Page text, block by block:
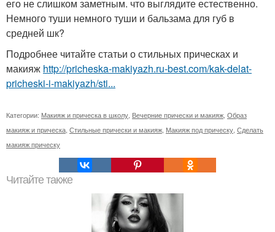
его не слишком заметным. что выглядите естественно.
Немного туши немного туши и бальзама для губ в
средней шк?
Подробнее читайте статьи о стильных прическах и
макияж http://pricheska-makiyazh.ru-best.com/kak-delat-
pricheski-i-makiyazh/sti...
Категории: Макияж и прическа в школу Вечерние прически и макияж Образ
макияж и прическа Стильные прически и макияж Макияж под прическу Сделать
макияж прическу
Читайте также